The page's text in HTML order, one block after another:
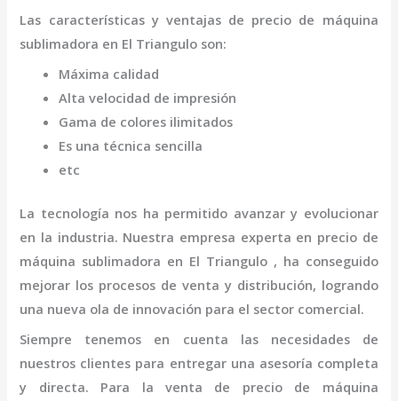
Las características y ventajas de precio de máquina
sublimadora en El Triangulo son:
Máxima calidad
Alta velocidad de impresión
Gama de colores ilimitados
Es una técnica sencilla
etc
La tecnología nos ha permitido avanzar y evolucionar
en la industria. Nuestra empresa experta en precio de
máquina sublimadora en El Triangulo , ha conseguido
mejorar los procesos de venta y distribución, logrando
una nueva ola de innovación para el sector comercial.
Siempre tenemos en cuenta las necesidades de
nuestros clientes para entregar una asesoría completa
y directa. Para la venta de precio de
máquina